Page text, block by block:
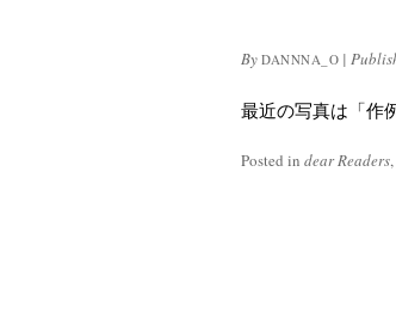
By DANNNA_O |
最近の写真は「作
Posted in dear Readers,